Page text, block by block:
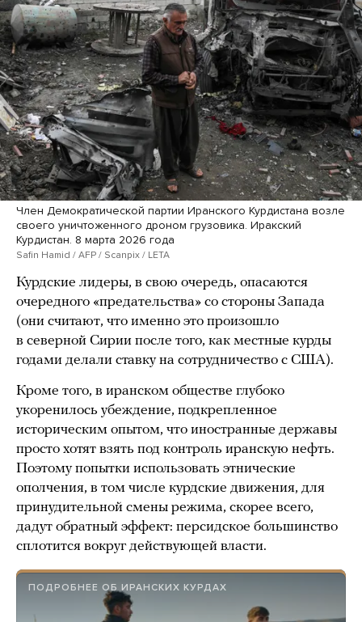
Член Демократической партии Иранского Курдистана возле
своего уничтоженного дроном грузовика. Иракский
Курдистан. 8 марта 2026 года
Safin Hamid / AFP / Scanpix / LETA
Курдские лидеры, в свою очередь, опасаются
очередного «предательства» со стороны Запада
(они считают, что именно это произошло
в северной Сирии после того, как местные курды
годами делали ставку на сотрудничество с США).
Кроме того, в иранском обществе глубоко
укоренилось убеждение, подкрепленное
историческим опытом, что иностранные державы
просто хотят взять под контроль иранскую нефть.
Поэтому попытки использовать этнические
ополчения, в том числе курдские движения, для
принудительной смены режима, скорее всего,
дадут обратный эффект: персидское большинство
сплотится вокруг действующей власти.
ПОДРОБНЕЕ ОБ ИРАНСКИХ КУРДАХ